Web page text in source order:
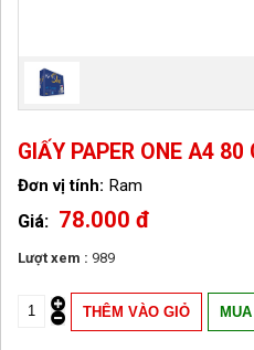
GIẤY PAPER ONE A4 80
Ram
78.000 đ
Lượt xem : 989